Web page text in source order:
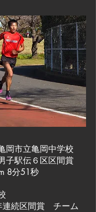
市立亀岡中学校
子駅伝６区区間賞
8分51秒
連続区間賞 チーム